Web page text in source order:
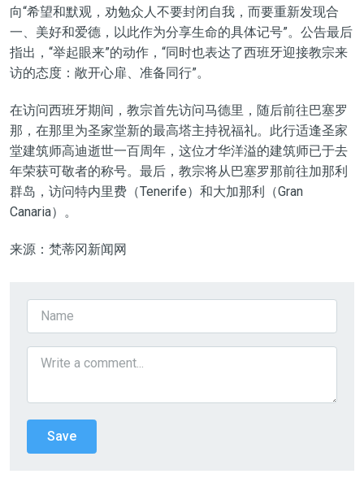
向“希望和默观，劝勉众人不要封闭自我，而要重新发现合
一、美好和爱德，以此作为分享生命的具体记号”。公告最后
指出，“举起眼来”的动作，“同时也表达了西班牙迎接教宗来
访的态度：敞开心扉、准备同行”。
在访问西班牙期间，教宗首先访问马德里，随后前往巴塞罗
那，在那里为圣家堂新的最高塔主持祝福礼。此行适逢圣家
堂建筑师高迪逝世一百周年，这位才华洋溢的建筑师已于去
年荣获可敬者的称号。最后，教宗将从巴塞罗那前往加那利
群岛，访问特内里费（Tenerife）和大加那利（Gran
Canaria）。
来源：梵蒂冈新闻网